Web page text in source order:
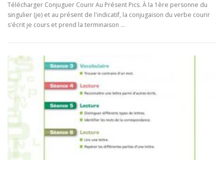
Télécharger Conjuguer Courir Au Présent Pics. À la 1ère personne du
singulier (je) et au présent de l'indicatif, la conjugaison du verbe courir
s'écrit je cours et prend la terminaison …